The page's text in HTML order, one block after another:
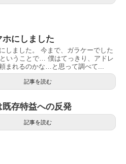
にしました
しました。 今まで、ガラケーでした
いうことで… 僕はてっきり、アドレ
まれるのかな…と思って調べて...
記事を読む
既存特益への反発
記事を読む